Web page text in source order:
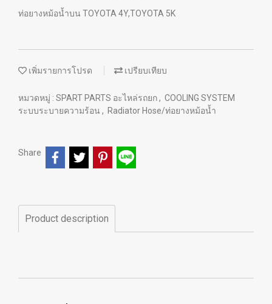
ท่อยางหม้อน้ำบน TOYOTA 4Y,TOYOTA 5K
เพิ่มรายการโปรด เปรียบเทียบ
หมวดหมู่ : SPART PARTS อะไหล่รถยก, COOLING SYSTEM
ระบบระบายความร้อน , Radiator Hose/ท่อยางหม้อน้ำ
Share
Product description